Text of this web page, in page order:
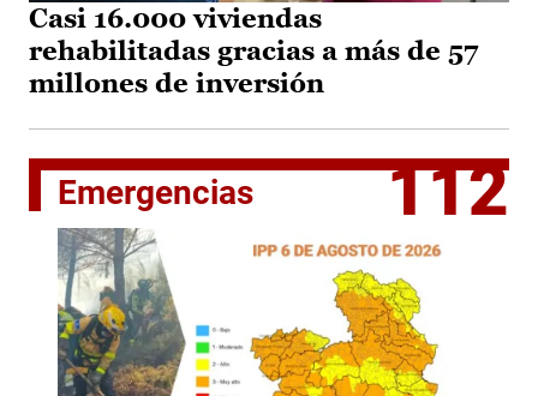
Casi 16.000 viviendas
rehabilitadas gracias a más de 57
millones de inversión
Emergencias 112